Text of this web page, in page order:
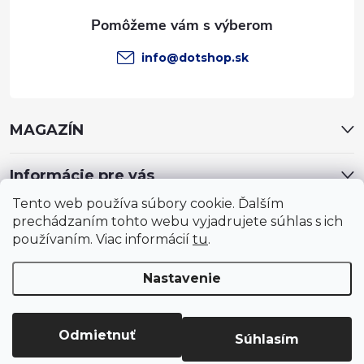
Tento web používa súbory cookie. Ďalším
prechádzaním tohto webu vyjadrujete súhlas s ich
používaním. Viac informácií tu.
Nastavenie
Odmietnuť Súhlasím
info@dotshop.sk
MAGAZÍN
Informácie pre vás
Copyright 2026DotShop - všetko pre záhradu, dom, chovateľa,
. Všetky práva vyhradené.Upraviť nastavenie cookies